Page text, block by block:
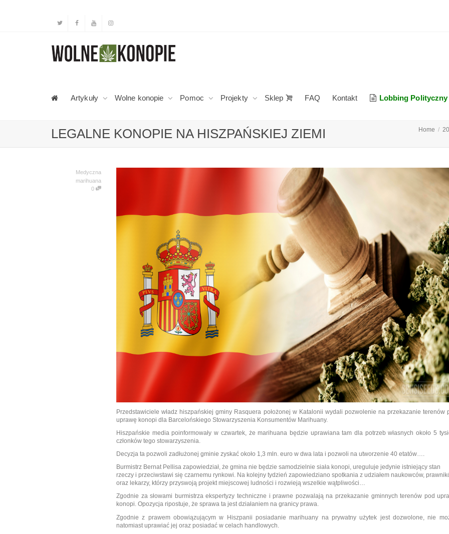
Artykuły Wolne konopie Pomoc Projekty Sklep FAQ Kontakt Lobbing Polityczny
LEGALNE KONOPIE NA HISZPAŃSKIEJ ZIEMI Home
Medyczna
marihuana
0
Przedstawiciele władz hiszpańskiej gminy Rasquera położonej w Katalonii wydali pozwolenie na przekazanie terenów
uprawę konopi dla Barcelońskiego Stowarzyszenia Konsumentów Marihuany.
Hiszpańskie media poinformowały w czwartek, że marihuana będzie uprawiana tam dla potrzeb własnych około 5
członków tego stowarzyszenia.
Decyzja ta pozwoli zadłużonej gminie zyskać około 1,3 mln. euro w dwa lata i pozwoli na utworzenie 40 etatów….
Burmistrz Bernat Pellisa zapowiedział, że gmina nie będzie samodzielnie siała konopi, ureguluje jedynie istniejący stan
rzeczy i przeciwstawi się czarnemu rynkowi. Na kolejny tydzień zapowiedziano spotkania z udziałem naukowców,
oraz lekarzy, którzy przyswoją projekt miejscowej ludności i rozwieją wszelkie wątpliwości…
Zgodnie za słowami burmistrza ekspertyzy techniczne i prawne pozwalają na przekazanie gminnych terenów pod
konopi. Opozycja ripostuje, że sprawa ta jest działaniem na granicy prawa.
Zgodnie z prawem obowiązującym w Hiszpanii posiadanie marihuany na prywatny użytek jest dozwolone, nie
natomiast uprawiać jej oraz posiadać w celach handlowych.